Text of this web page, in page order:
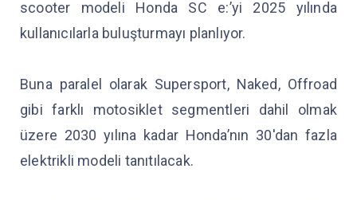
scooter modeli Honda SC e:’yi 2025 yılında
kullanıcılarla buluşturmayı planlıyor.
Buna paralel olarak Supersport, Naked, Offroad
gibi farklı motosiklet segmentleri dahil olmak
üzere 2030 yılına kadar Honda’nın 30'dan fazla
elektrikli modeli tanıtılacak.